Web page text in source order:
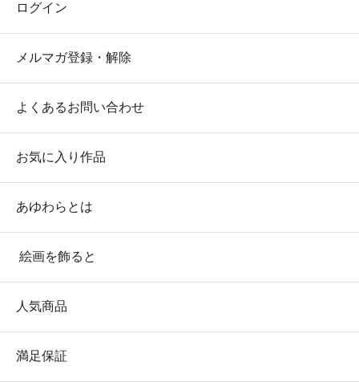
ログイン
メルマガ登録・解除
よくあるお問い合わせ
お気に入り作品
あゆわらとは
絵画を飾ると
人気商品
満足保証